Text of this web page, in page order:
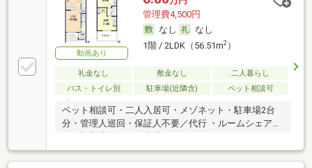
動画あり
管理費4,500円
なし
なし
1階 / 2LDK（56.51m2）
礼金なし 敷金なし
二人暮らし
バス・トイレ別
駐車場(近隣含) ペット相談可
ペット相談可・二人入居可・メゾネット・駐車場2台
分・管理人巡回・保証人不要／代行 ・ルームシェア